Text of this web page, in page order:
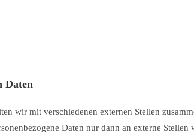
Daten
wir mit verschiedenen externen Stellen
Daten nur dann an externe